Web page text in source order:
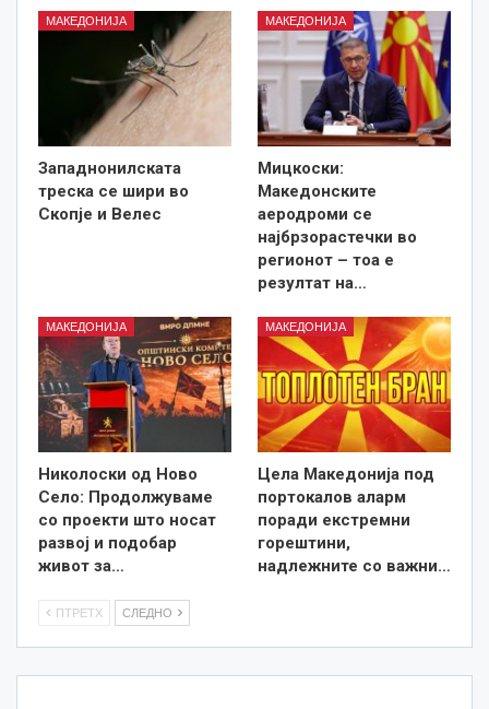
МАКЕДОНИЈА
Западнонилската
треска се шири во
Скопје и Велес
МАКЕДОНИЈА
Мицкоски:
Македонските
аеродроми се
најбрзорастечки во
регионот – тоа е
резултат на…
МАКЕДОНИЈА
Николоски од Ново
Село: Продолжуваме
со проекти што носат
развој и подобар
живот за…
МАКЕДОНИЈА
Цела Македонија под
портокалов аларм
поради екстремни
горештини,
надлежните со важни…
ПТРЕТХ СЛЕДНО